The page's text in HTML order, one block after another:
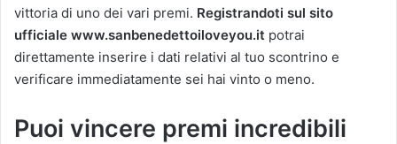
vittoria di uno dei vari premi. Registrandoti sul sito
ufficiale www.sanbenedettoiloveyou.it potrai
direttamente inserire i dati relativi al tuo scontrino e
verificare immediatamente sei hai vinto o meno.
Puoi vincere premi incredibili